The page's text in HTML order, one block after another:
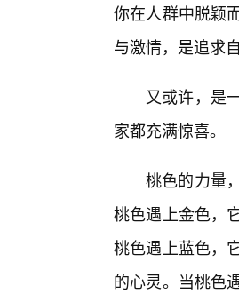
你在人群中脱颖
与激情，是追求
又或许，是
家都充满惊喜。
桃色的力量
桃色遇上金色，
桃色遇上蓝色，
的心灵。当桃色